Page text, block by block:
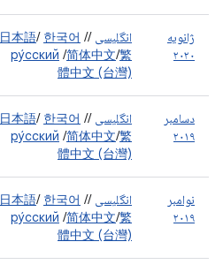
ژانویه
۲۰۲۰
انگلیسی /
日本語/ 한국어 /
ру́сский /简体中文/繁
體中文 (台灣)
دسامبر
۲۰۱۹
انگلیسی /
日本語/ 한국어 /
ру́сский /简体中文/繁
體中文 (台灣)
نوامبر
۲۰۱۹
انگلیسی /
日本語/ 한국어 /
ру́сский /简体中文/繁
體中文 (台灣)